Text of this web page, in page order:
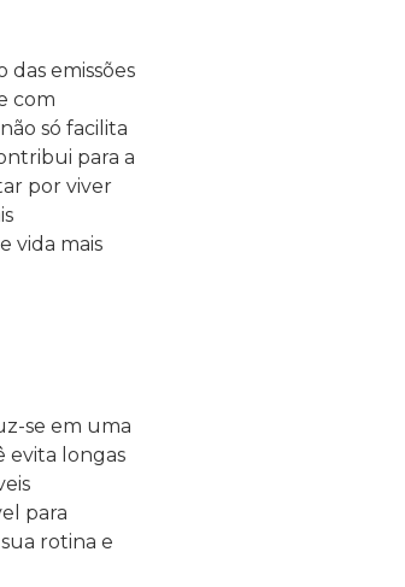
emissões
com
só facilita
para a
por viver
vida mais
se em uma
evita longas
para
rotina e